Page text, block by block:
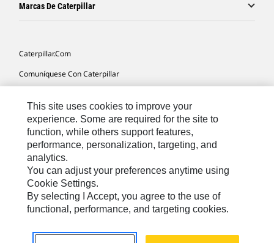
Marcas De Caterpillar
Caterpillar.com
Comuníquese Con Caterpillar
Mapa Del Sitio
Cookie Settings
Avisos Legales
Privacidad
Español
reservados.
This site uses cookies to improve your
experience. Some are required for the site to
function, while others support features,
performance, personalization, targeting, and
analytics.
You can adjust your preferences anytime using
Cookie Settings.
By selecting I Accept, you agree to the use of
functional, performance, and targeting cookies.